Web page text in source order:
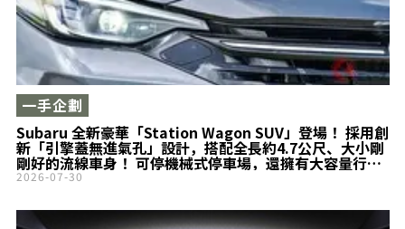
Subaru 全新豪華「Station Wagon SUV」登場！ 採用創
新「引擎蓋無進氣孔」設計，搭配全長約4.7公尺、大小剛
剛好的流線車身！ 可停機械式停車場，還擁有大容量行李
廂，令人期待的都會型車款「全新 Layback S:HEV」正式
一手企劃
2026-07-30